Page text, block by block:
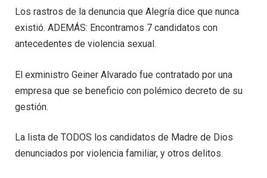
Los rastros de la denuncia que Alegría dice que nunca
existió. ADEMÁS: Encontramos 7 candidatos con
antecedentes de violencia sexual.
El exministro Geiner Alvarado fue contratado por una
empresa que se beneficio con polémico decreto de su
gestión.
La lista de TODOS los candidatos de Madre de Dios
denunciados por violencia familiar, y otros delitos.